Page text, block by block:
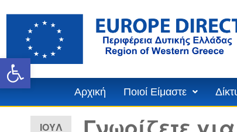
Ανοίξτε τη γραμμή
Αρχική Ποιοί Είμαστε
ΙΟΎΛ